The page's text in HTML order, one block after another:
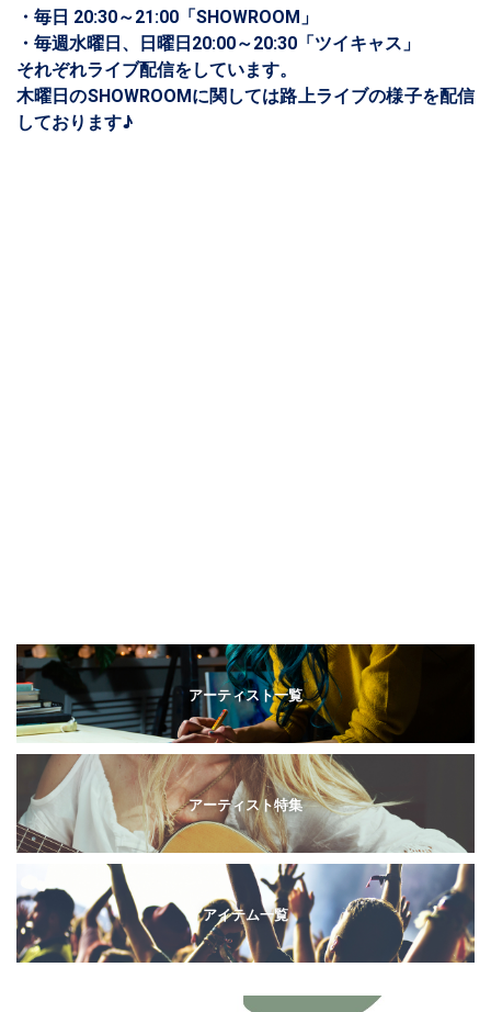
・毎日 20:30～21:00「SHOWROOM」
・毎週水曜日、日曜日20:00～20:30「ツイキャス」
それぞれライブ配信をしています。
木曜日のSHOWROOMに関しては路上ライブの様子を配信
しております♪
アーティスト一覧
アーティスト特集
アイテム一覧